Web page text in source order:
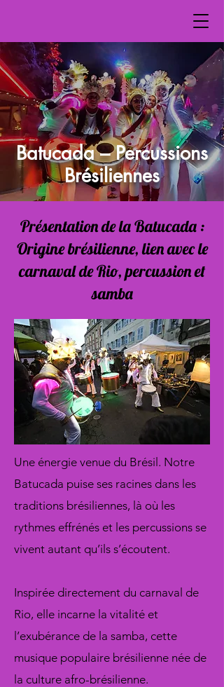
Batucada – Percussions
Brésiliennes
Présentation de la Batucada :
Origine brésilienne, lien avec le
carnaval de Rio, percussion et
samba
Une énergie venue du Brésil. Notre
Batucada puise ses racines dans les
traditions brésiliennes, là où les
rythmes effrénés et les percussions se
vivent autant qu’ils s’écoutent.
Inspirée directement du carnaval de
Rio, elle incarne la vitalité et
l’exubérance de la samba, cette
musique populaire brésilienne née de
la culture afro-brésilienne.